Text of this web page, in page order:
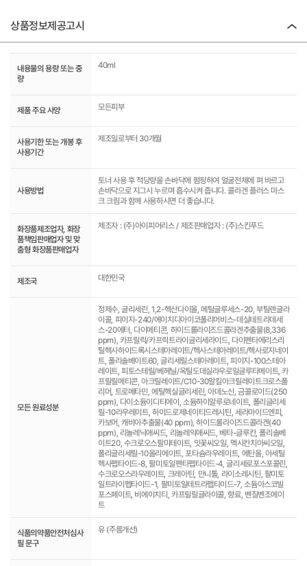
상품정보제공고시
내용물의 용량 또는 중
량
40ml
제품 주요 사양 모든피부
사용기한 또는 개봉 후
사용기간
제조일로부터 30개월
사용방법
토너 사용 후 적당량을 손바닥에 펌핑하여 얼굴전체에 펴 바르고
손바닥으로 지그시 누르며 흡수시켜 줍니다. 콜라겐 플러스 마스
크 크림과 함께 사용하시면 더 좋습니다.
화장품제조업자, 화장
품책임판매업자 및 맞
춤형 화장품판매업자
제조자 : (주)아이피어리스 / 제조판매업자 : (주)스킨푸드
제조국 대한민국
모든 원료성분
정제수, 글리세린, 1,2-헥산다이올, 메틸글루세스-20, 부틸렌글라
이콜, 피이지-240/에이치디아이코폴리머비스-데실테트라데세
스-20에터, 다이메티콘, 하이드롤라이즈드콜라겐추출물(8,336
ppm), 카프릴릭/카프릭트라이글리세라이드, 다이펜타에리스리
틸헥사하이드록시스테아레이트/헥사스테아레이트/헥사로지네이
트, 폴리솔베이트60, 글리세릴스테아레이트, 피이지-100스테아
레이트, 피토스테릴/베헤닐/옥틸도데실라우로일글루타메이트, 카
프릴릴메티콘, 아크릴레이트/C10-30알킬아크릴레이트크로스폴
리머, 트로메타민, 에틸헥실글리세린, 아데노신, 금콜로이드(250
ppm), 다이소듐이디티에이, 소듐하이알루로네이트, 폴리글리세
릴-10라우레이트, 하이드로제네이티드레시틴, 세라마이드엔피,
카보머, 캐비아추출물(40 ppm), 하이드롤라이즈드콜라겐(40
ppm), 리놀레닉애씨드, 리놀레익애씨드, 베타-글루칸, 폴리솔베
이트20, 수크로오스팔미테이트, 잇꽃씨오일, 멕시칸치아씨오일,
폴리글리세릴-10올리에이트, 포타슘라우레이트, 에탄올, 아세틸
헥사펩타이드-8, 팔미토일펜타펩타이드-4, 글리세로포스포콜린,
수크로오스라우레이트, 크레아틴, 만니톨, 라이소레시틴, 팔미토
일트라이펩타이드-1, 팔미토일테트라펩타이드-7, 소듐아스코빌
포스페이트, 비에이치티, 카프릴릴글라이콜, 향료, 벤질벤조에이
트
식품의약품안전처심사
필 문구
유 (주름개선)